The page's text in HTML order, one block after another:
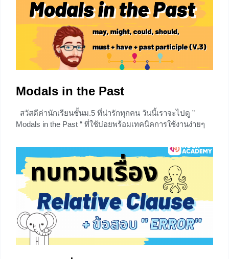
นาม นั่นเองจร้า
0
Modals in the Past
สวัสดีค่านักเรียนชั้นม.5 ที่น่ารักทุกคน วันนี้เราจะไปดู ”
Modals in the Past “ ที่ใช้บ่อยพร้อมเทคนิคการใช้งานง่ายๆ
Modal Auxiliaries คือ กริยาช่วยกลุ่ม Modal
0